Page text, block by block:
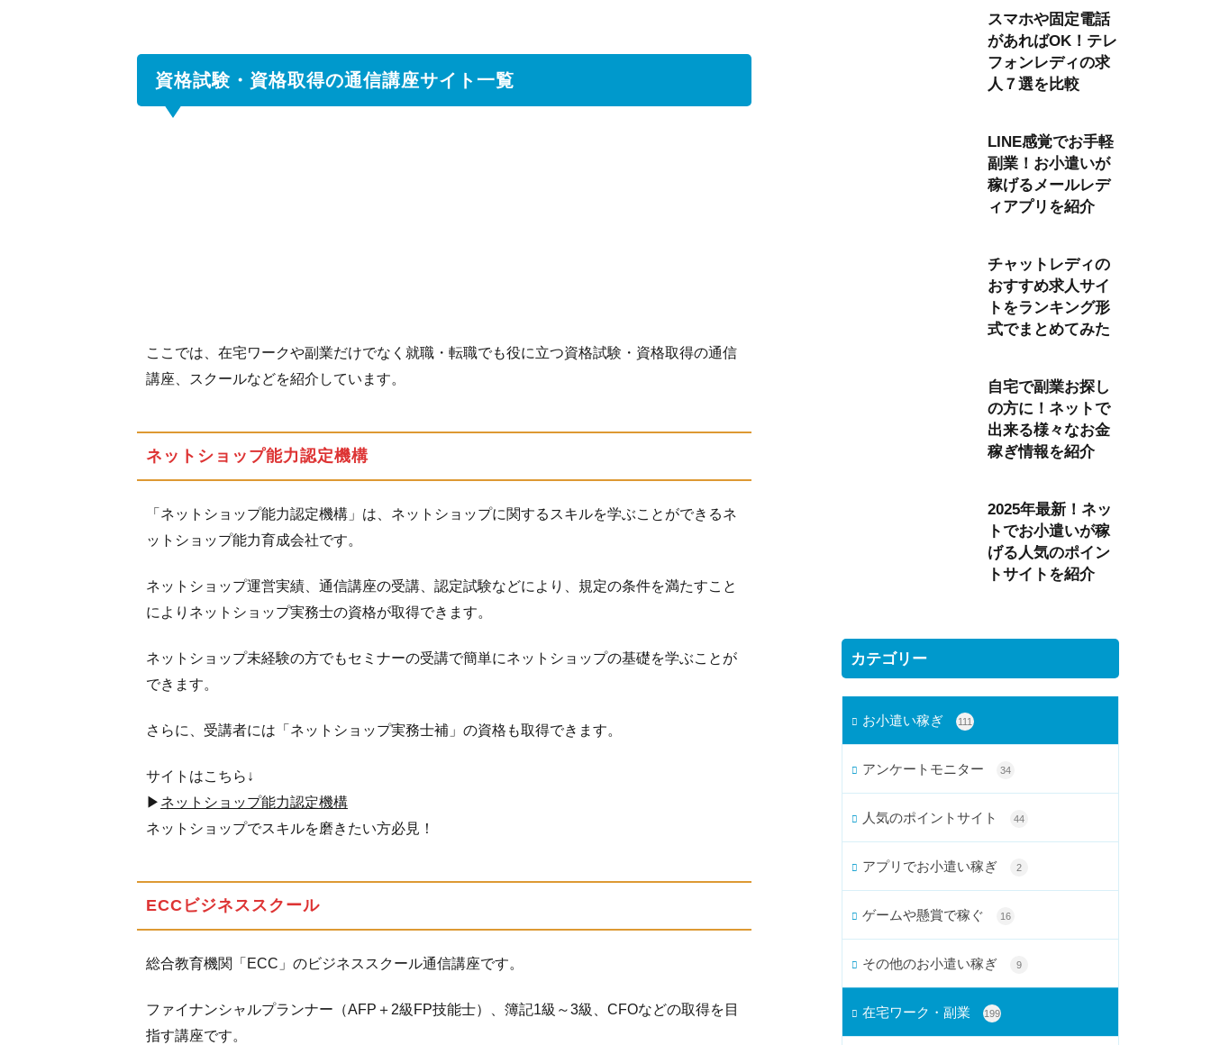
ネッ
トシ
ール
1.3
技能
教育
ター
1.4
資格
ナビ
イー
ライ
タデ
1.6
LicenceWorld（ラ
イセンスワール
1.7
医
療事務の
資格を取
【T.I.C】
座
資格試験・資格取得の通信講座サイト一覧
ここでは、在宅ワークや副業だけでなく就職・転職でも役に立つ資格試験・資格取得の通信
講座、スクールなどを紹介しています。
ネットショップ能力認定機構
「ネットショップ能力認定機構」は、ネットショップに関するスキルを学ぶことができるネ
ットショップ能力育成会社です。
ネットショップ運営実績、通信講座の受講、認定試験などにより、規定の条件を満たすこと
によりネットショップ実務士の資格が取得できます。
ネットショップ未経験の方でもセミナーの受講で簡単にネットショップの基礎を学ぶことが
できます。
さらに、受講者には「ネットショップ実務士補」の資格も取得できます。
サイトはこちら↓
▶ ネットショップ能力認定機構
ネットショップでスキルを磨きたい方必見！
ECCビジネススクール
総合教育機関「ECC」のビジネススクール通信講座です。
ファイナンシャルプランナー（AFP＋2級FP技能士）、簿記1級～3級、CFOなどの取得を目
指す講座です。
スマホや固定電話
があればOK！テレ
フォンレディの求
人７選を比較
LINE感覚でお手軽
副業！お小遣いが
稼げるメールレデ
ィアプリを紹介
チャットレディの
おすすめ求人サイ
トをランキング形
式でまとめてみた
自宅で副業お探し
の方に！ネットで
出来る様々なお金
稼ぎ情報を紹介
2025年最新！ネッ
トでお小遣いが稼
げる人気のポイン
トサイトを紹介
カテゴリー
お小遣い稼ぎ 111
アンケートモニター 34
人気のポイントサイト 44
アプリでお小遣い稼ぎ 2
ゲームや懸賞で稼ぐ 16
その他のお小遣い稼ぎ 9
在宅ワーク・副業 199